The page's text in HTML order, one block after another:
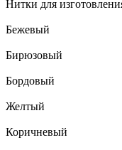
Нитки для
Бежевый
Бирюзовый
Бордовый
Желтый
Коричневый